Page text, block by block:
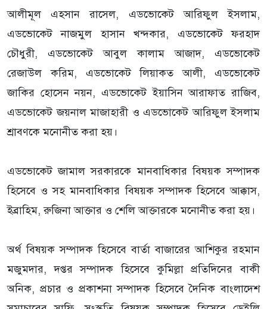
আলীমূল এহসান রাসেল, এডভোকেট আরিফুল ইসলাম,
এডভোকেট নাজমুল হাসান খন্দকার, এডভোকেট ফরহাদ
চৌধুরী, এডভোকেট আবুল কালাম আজাদ, এডভোকেট
রেজাউল করিম, এডভোকেট লিয়াকত আলী, এডভোকেট
জাকির হোসেন নয়ন, এডভোকেট ইয়াসিন আরাফাত রাজিব,
এডভোকেট জয়নাল মাজাহারী ও এডভোকেট আরিফুল ইসলাম
শ্রাবণকে মনোনীত করা হয়।
এডভোকেট জামাল সরকারকে মানবাধিকার বিষয়ক সম্পাদক
হিসেবে ও সহ মানবাধিকার বিষয়ক সম্পাদক হিসেবে আক্কাস,
ইব্রাহিম, রুজিনা আক্তার ও শেলি আক্তারকে মনোনীত করা হয়।
অর্থ বিষয়ক সম্পাদক হিসেবে বার্তা বাজারের আশিকুর রহমান
মজুমদার, দপ্তর সম্পাদক হিসেবে কুমিল্লা প্রতিদিনের বাকী
অনিক, প্রচার ও প্রকাশনা সম্পাদক হিসেবে দৈনিক বাংলাদেশ